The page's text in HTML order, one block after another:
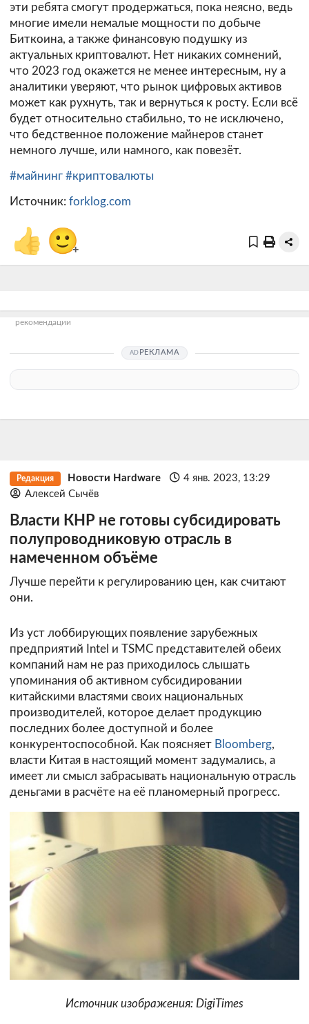
эти ребята смогут продержаться, пока неясно, ведь
многие имели немалые мощности по добыче
Биткоина, а также финансовую подушку из
актуальных криптовалют. Нет никаких сомнений,
что 2023 год окажется не менее интересным, ну а
аналитики уверяют, что рынок цифровых активов
может как рухнуть, так и вернуться к росту. Если всё
будет относительно стабильно, то не исключено,
что бедственное положение майнеров станет
немного лучше, или намного, как повезёт.
#майнинг #криптовалюты
Источник: forklog.com
👍 🙂+
рекомендации
РЕКЛАМА
Редакция Новости Hardware
4 янв. 2023, 13:29
Алексей Сычёв
Власти КНР не готовы субсидировать
полупроводниковую отрасль в
намеченном объёме
Лучше перейти к регулированию цен, как считают
они.
Из уст лоббирующих появление зарубежных
предприятий Intel и TSMC представителей обеих
компаний нам не раз приходилось слышать
упоминания об активном субсидировании
китайскими властями своих национальных
производителей, которое делает продукцию
последних более доступной и более
конкурентоспособной. Как поясняет Bloomberg,
власти Китая в настоящий момент задумались, а
имеет ли смысл забрасывать национальную отрасль
деньгами в расчёте на её планомерный прогресс.
Источник изображения: DigiTimes